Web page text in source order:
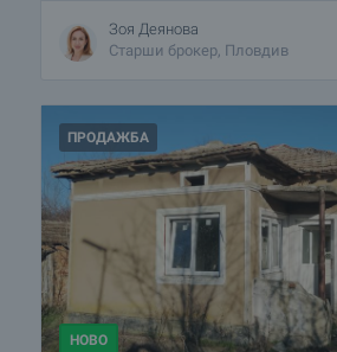
Зоя Деянова
Старши брокер, Пловдив
ПРОДАЖБА
НОВО